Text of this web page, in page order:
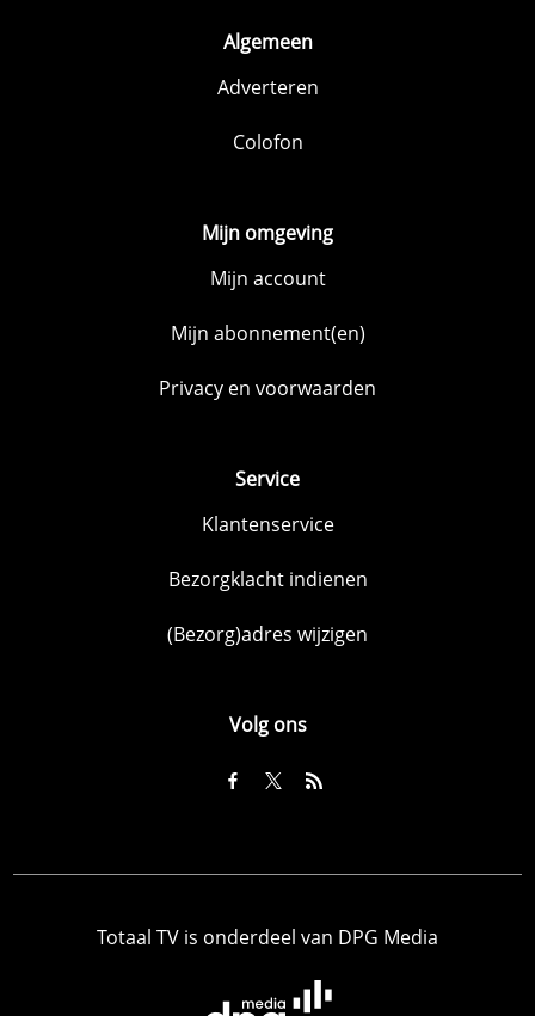
Algemeen
Adverteren
Colofon
Mijn omgeving
Mijn account
Mijn abonnement(en)
Privacy en voorwaarden
Service
Klantenservice
Bezorgklacht indienen
(Bezorg)adres wijzigen
Volg ons
Totaal TV is onderdeel van DPG Media